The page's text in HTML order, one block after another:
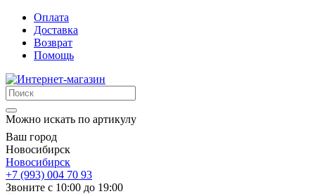
Оплата
Доставка
Возврат
Помощь
Можно искать по артикулу
Ваш город
Новосибирск
Новосибирск
+7 (993) 004 70 93
Звоните с 10:00 до 19:00